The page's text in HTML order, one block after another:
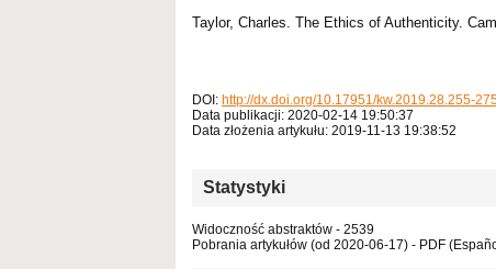
Taylor, Charles. The Ethics of Authenticity.
DOI: http://dx.doi.org/10.17951/kw.2019.28.255-
Data publikacji: 2020-02-14 19:50:37
Data złożenia artykułu: 2019-11-13 19:38:52
Statystyki
Widoczność abstraktów - 2539
Pobrania artykułów (od 2020-06-17) - PDF